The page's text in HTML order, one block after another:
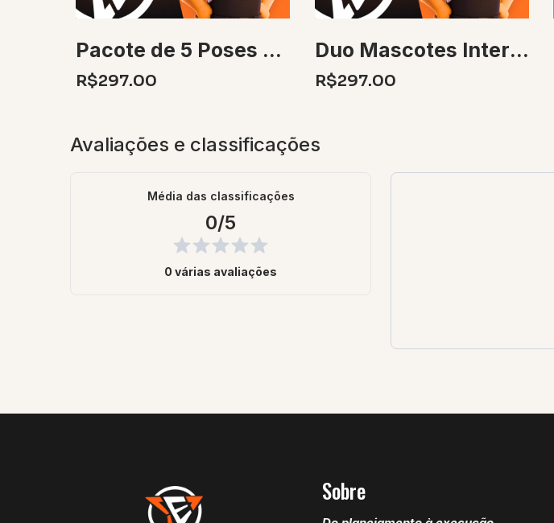
Pacote de 5 Poses para Mascote 3D
R$297.00
Duo Mascotes Interagindo 30s
R$297.00
Avaliações e classificações
Média das classificações
0/5
0 várias avaliações
Sobre